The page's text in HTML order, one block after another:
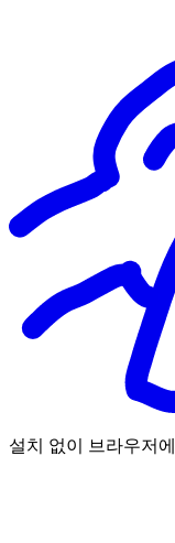
설치 없이 브라우저